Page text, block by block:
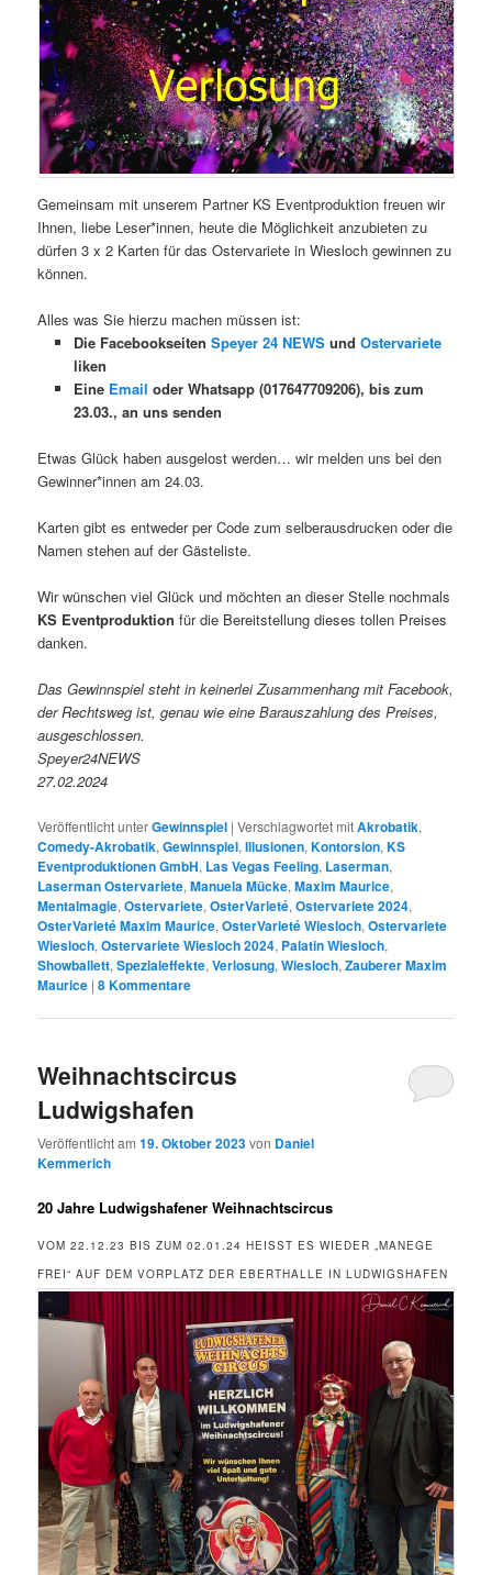
Gemeinsam mit unserem Partner KS Eventproduktion freuen wir
Ihnen, liebe Leser*innen, heute die Möglichkeit anzubieten zu
dürfen 3 x 2 Karten für das Ostervariete in Wiesloch gewinnen zu
können.
Alles was Sie hierzu machen müssen ist:
Die Facebookseiten Speyer 24 NEWSund Ostervariete
liken
Eine Email oder Whatsapp (017647709206), bis zum
23.03., an uns senden
Etwas Glück haben ausgelost werden… wir melden uns bei den
Gewinner*innen am 24.03.
Karten gibt es entweder per Code zum selberausdrucken oder die
Namen stehen auf der Gästeliste.
Wir wünschen viel Glück und möchten an dieser Stelle nochmals
KS Eventproduktion für die Bereitstellung dieses tollen Preises
danken.
Das Gewinnspiel steht in keinerlei Zusammenhang mit Facebook,
der Rechtsweg ist, genau wie eine Barauszahlung des Preises,
ausgeschlossen.
Speyer24NEWS
27.02.2024
Veröffentlicht unterGewinnspiel |Verschlagwortet mitAkrobatik,
Comedy-Akrobatik,Gewinnspiel,Illusionen,Kontorsion,KS
Eventproduktionen GmbH, Las Vegas Feeling, Laserman,
Laserman Ostervariete,Manuela Mücke,Maxim Maurice,
Mentalmagie,Ostervariete,OsterVarieté,Ostervariete 2024,
OsterVarieté Maxim Maurice,OsterVarieté Wiesloch,Ostervariete
Wiesloch,Ostervariete Wiesloch 2024, Palatin Wiesloch,
Showballett,Spezialeffekte,Verlosung,Wiesloch,Zauberer Maxim
Maurice |8Kommentare
Weihnachtscircus
Ludwigshafen
Veröffentlicht am19. Oktober 2023von Daniel
Kemmerich
20 Jahre Ludwigshafener Weihnachtscircus
VOM 22.12.23 BIS ZUM 02.01.24 HEISST ES WIEDER „MANEGE F
REI“ AUF DEM VORPLATZ DER EBERTHALLE IN LUDWIGSHAFEN